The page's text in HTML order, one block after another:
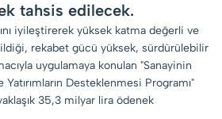
tahsis edilecek.
iyileştirerek yüksek katma değerli ve
rekabet gücü yüksek, sürdürülebilir
uygulamaya konulan "Sanayinin
Desteklenmesi Programı"
35,3 milyar lira ödenek